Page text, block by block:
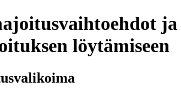
ja
löytämiseen